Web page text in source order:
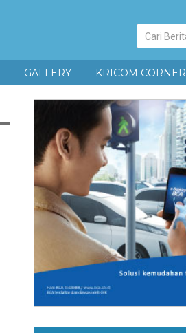
Pencarian
Berita
GALLERY KRICOM CORNER